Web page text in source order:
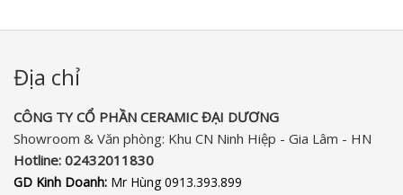
Địa chỉ
CÔNG TY CỔ PHẦN CERAMIC ĐẠI DƯƠNG​
Showroom & Văn phòng: Khu CN Ninh Hiệp - Gia Lâm - HN
Hotline: 02432011830‬
GD Kinh Doanh: Mr Hùng 0913.393.899